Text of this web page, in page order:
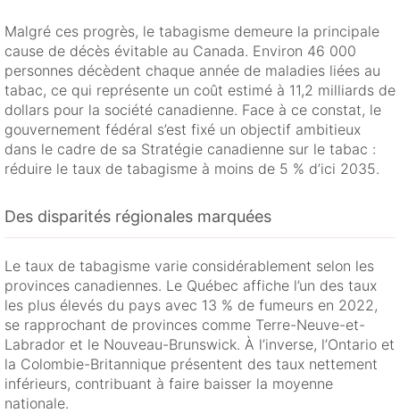
Malgré ces progrès, le tabagisme demeure la principale
cause de décès évitable au Canada. Environ 46 000
personnes décèdent chaque année de maladies liées au
tabac, ce qui représente un coût estimé à 11,2 milliards de
dollars pour la société canadienne. Face à ce constat, le
gouvernement fédéral s’est fixé un objectif ambitieux
dans le cadre de sa Stratégie canadienne sur le tabac :
réduire le taux de tabagisme à moins de 5 % d’ici 2035.
Des disparités régionales marquées
Le taux de tabagisme varie considérablement selon les
provinces canadiennes. Le Québec affiche l’un des taux
les plus élevés du pays avec 13 % de fumeurs en 2022,
se rapprochant de provinces comme Terre-Neuve-et-
Labrador et le Nouveau-Brunswick. À l’inverse, l’Ontario et
la Colombie-Britannique présentent des taux nettement
inférieurs, contribuant à faire baisser la moyenne
nationale.